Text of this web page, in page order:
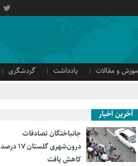
و مقالات یادداشت گردشگری
آخرین اخبار
جانباختگان تصادفات
درون‌شهری گلستان ۱۷ درصد
کاهش یافت